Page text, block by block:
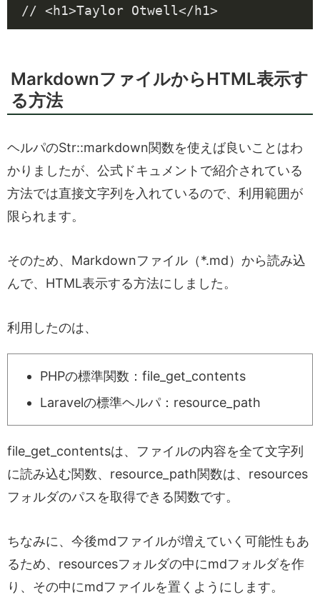
MarkdownファイルからHTML表示す
る方法
ヘルパのStr::markdown関数を使えば良いことはわ
かりましたが、公式ドキュメントで紹介されている
方法では直接文字列を入れているので、利用範囲が
限られます。
そのため、Markdownファイル（*.md）から読み込
んで、HTML表示する方法にしました。
利用したのは、
PHPの標準関数：file_get_contents
Laravelの標準ヘルパ：resource_path
file_get_contentsは、ファイルの内容を全て文字列
に読み込む関数、resource_path関数は、resources
フォルダのパスを取得できる関数です。
ちなみに、今後mdファイルが増えていく可能性もあ
るため、resourcesフォルダの中にmdフォルダを作
り、その中にmdファイルを置くようにします。